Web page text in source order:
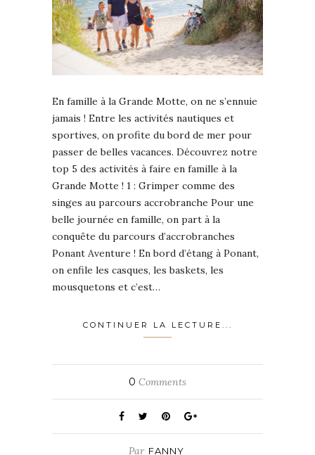
En famille à la Grande Motte, on ne s’ennuie
jamais ! Entre les activités nautiques et
sportives, on profite du bord de mer pour
passer de belles vacances. Découvrez notre
top 5 des activités à faire en famille à la
Grande Motte ! 1 : Grimper comme des
singes au parcours accrobranche Pour une
belle journée en famille, on part à la
conquête du parcours d’accrobranches
Ponant Aventure ! En bord d’étang à Ponant,
on enfile les casques, les baskets, les
mousquetons et c’est…
CONTINUER LA LECTURE...
0 Comments
Par FANNY